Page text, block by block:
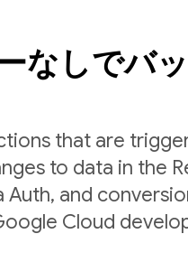
なしでバ
that are
to data in the
Auth, and
Cloud